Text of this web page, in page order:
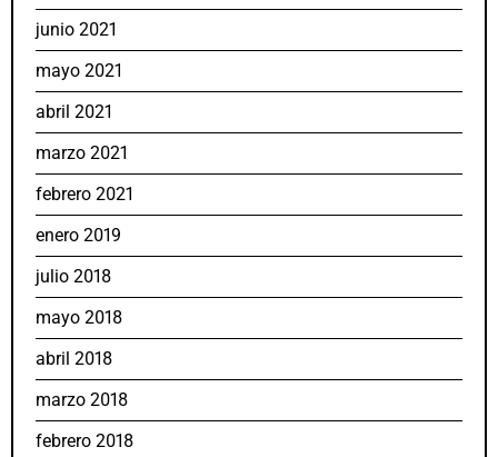
junio 2021
mayo 2021
abril 2021
marzo 2021
febrero 2021
enero 2019
julio 2018
mayo 2018
abril 2018
marzo 2018
febrero 2018